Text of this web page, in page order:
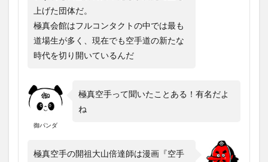
上げた団体だ。
極真会館はフルコンタクトの中では最も
道場生が多く、現在でも空手道の新たな
時代を切り開いているんだ
御パンダ
極真空手って聞いたことある！有名だよ
ね
極真空手の開祖大山倍達師は漫画『空手